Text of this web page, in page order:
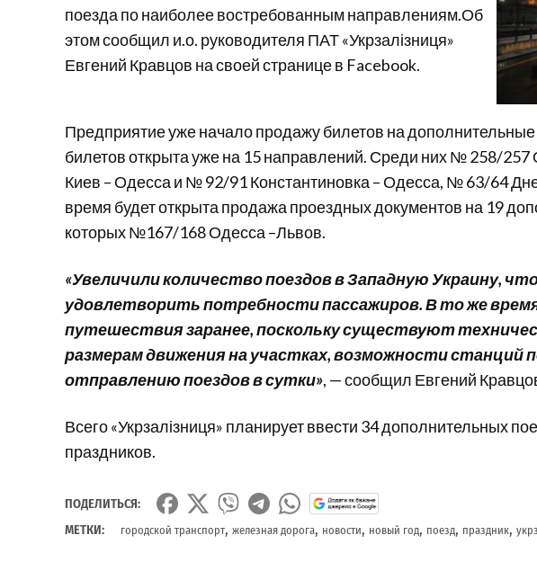
поезда по наиболее востребованным направлениям.Об
этом сообщил и.о. руководителя ПАТ «Укрзалізниця»
Евгений Кравцов на своей странице в Facebook.
Предприятие уже начало продажу билетов на
билетов открыта уже на 15 направлений. Среди них № 258/
Киев – Одесса и № 92/91 Константиновка – Одесса, № 63/64
время будет открыта продажа проездных документов на 19
которых №167/168 Одесса –Львов.
«Увеличили количество поездов в Западную Украину,
удовлетворить потребности пассажиров. В то же
путешествия заранее, поскольку существуют
размерам движения на участках, возможности станций
отправлению поездов в сутки», — сообщил Евгений
Всего «Укрзалізниця» планирует ввести 34 дополнительных
праздников.
ПОДЕЛИТЬСЯ:
МЕТКИ:
городской транспорт, железная дорога, новости, новый год, поезд, праздник,